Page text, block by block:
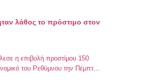
λάθος το πρόστιμο στον
η επιβολή προστίμου 150
του Ρεθύμνου την Πέμπτη